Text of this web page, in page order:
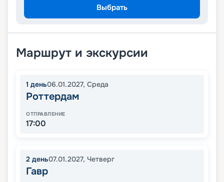
Выбрать
Маршрут и экскурсии
1 день06.01.2027, Среда
Роттердам
ОТПРАВЛЕНИЕ
17:00
2 день07.01.2027, Четверг
Гавр